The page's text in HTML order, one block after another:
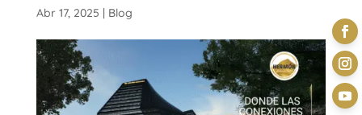
Abr 17, 2025 | Blog